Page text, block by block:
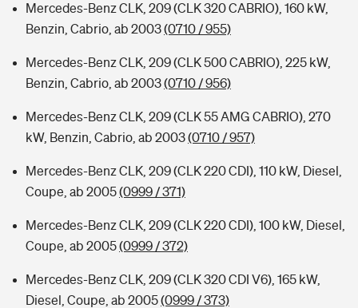
Mercedes-Benz CLK, 209 (CLK 320 CABRIO), 160 kW,
Benzin, Cabrio, ab 2003(0710 / 955)
Mercedes-Benz CLK, 209 (CLK 500 CABRIO), 225 kW,
Benzin, Cabrio, ab 2003(0710 / 956)
Mercedes-Benz CLK, 209 (CLK 55 AMG CABRIO), 270
kW, Benzin, Cabrio, ab 2003(0710 / 957)
Mercedes-Benz CLK, 209 (CLK 220 CDI), 110 kW, Diesel,
Coupe, ab 2005(0999 / 371)
Mercedes-Benz CLK, 209 (CLK 220 CDI), 100 kW, Diesel,
Coupe, ab 2005(0999 / 372)
Mercedes-Benz CLK, 209 (CLK 320 CDI V6), 165 kW,
Diesel, Coupe, ab 2005(0999 / 373)